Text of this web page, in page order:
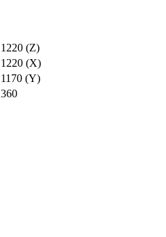
1220 (Z)
1220 (X)
1170 (Y)
360